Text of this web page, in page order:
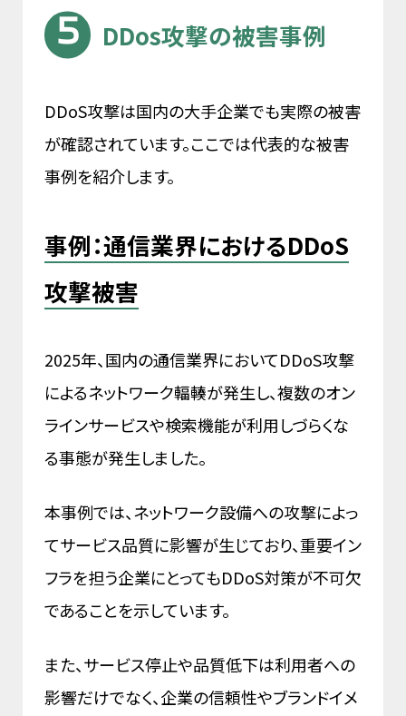
DDos攻撃の被害事例
DDoS攻撃は国内の大手企業でも実際の被害
が確認されています。ここでは代表的な被害
事例を紹介します。
事例：通信業界におけるDDoS
攻撃被害
2025年、国内の通信業界においてDDoS攻撃
によるネットワーク輻輳が発生し、複数のオン
ラインサービスや検索機能が利用しづらくな
る事態が発生しました。
本事例では、ネットワーク設備への攻撃によっ
てサービス品質に影響が生じており、重要イン
フラを担う企業にとってもDDoS対策が不可欠
であることを示しています。
また、サービス停止や品質低下は利用者への
影響だけでなく、企業の信頼性やブランドイメ